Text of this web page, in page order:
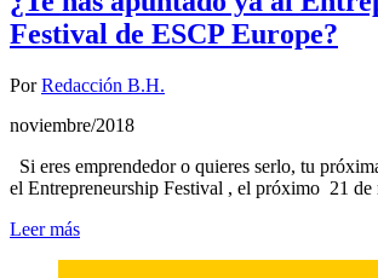
Festival de ESCP Europe?
PorRedacción B.H.
noviembre/2018
Si eres emprendedor o quieres serlo, tu
el Entrepreneurship Festival , el próximo 21
Leer más